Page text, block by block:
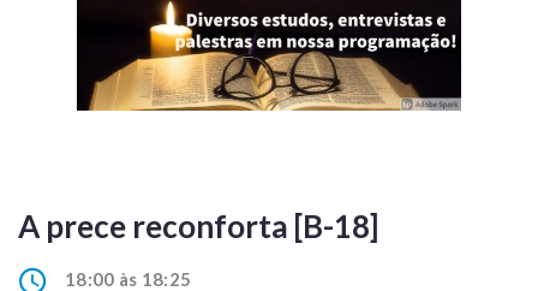
A prece reconforta [B-18]
18:00 às 18:25